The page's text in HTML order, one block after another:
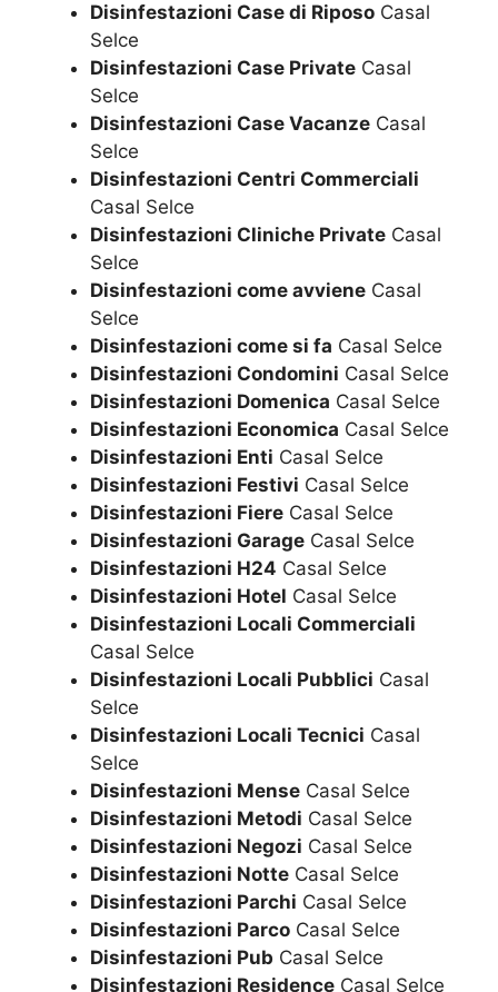
Disinfestazioni Case di Riposo Casal
Selce
Disinfestazioni Case Private Casal
Selce
Disinfestazioni Case Vacanze Casal
Selce
Disinfestazioni Centri Commerciali
Casal Selce
Disinfestazioni Cliniche Private Casal
Selce
Disinfestazioni come avviene Casal
Selce
Disinfestazioni come si fa Casal Selce
Disinfestazioni Condomini Casal Selce
Disinfestazioni Domenica Casal Selce
Disinfestazioni Economica Casal Selce
Disinfestazioni Enti Casal Selce
Disinfestazioni Festivi Casal Selce
Disinfestazioni Fiere Casal Selce
Disinfestazioni Garage Casal Selce
Disinfestazioni H24 Casal Selce
Disinfestazioni Hotel Casal Selce
Disinfestazioni Locali Commerciali
Casal Selce
Disinfestazioni Locali Pubblici Casal
Selce
Disinfestazioni Locali Tecnici Casal
Selce
Disinfestazioni Mense Casal Selce
Disinfestazioni Metodi Casal Selce
Disinfestazioni Negozi Casal Selce
Disinfestazioni Notte Casal Selce
Disinfestazioni Parchi Casal Selce
Disinfestazioni Parco Casal Selce
Disinfestazioni Pub Casal Selce
Disinfestazioni Residence Casal Selce